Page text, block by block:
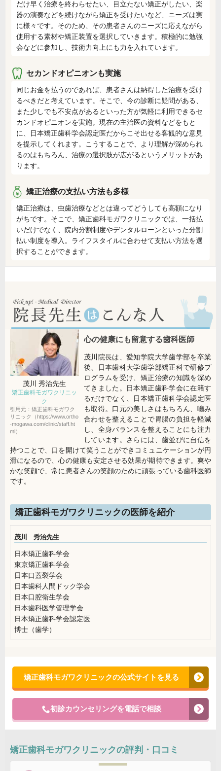
だけ早く治療を終わらせたい、目立たない矯正がしたい、楽
器の演奏などを続けながら矯正を受けたいなど、ニーズは実
に様々です。そのため、その患者さんのニーズに応えながら
使用する素材や矯正装置を選択していきます。積極的に勉強
会などに参加し、技術力向上にも力を入れています。
セカンドオピニオンも実施
同じお金を払うのであれば、患者さんは納得した治療を受け
るべきだと考えています。そこで、今の診断に疑問がある、
また少しでも不安点があるといった方が気軽に利用できるセ
カンドオピニオンを実施。現在の主治医の資料などをもと
に、日本矯正歯科学会認定医だからこそ出せる客観的な意見
を提示してくれます。こうすることで、より理解が深められ
るのはもちろん、治療の選択肢が広がるというメリットがあ
ります。
矯正治療の支払い方法も多様
矯正治療は、虫歯治療などとは違ってどうしても高額になり
がちです。そこで、矯正歯科モガワクリニックでは、一括払
いだけでなく、院内分割制度やデンタルローンといった分割
払い制度を導入。ライフスタイルに合わせて支払い方法を選
択することができます。
茂川 秀治先生
矯正歯科モガワクリニッ
ク
引用元：矯正歯科モガワク
リニック（https://www.ortho
-mogawa.com/clinic/staff.ht
ml）
心の健康にも留意する歯科医師
茂川院長は、愛知学院大学歯学部を卒業
後、日本歯科大学歯学部矯正科で研修プ
ログラムを受け、矯正治療の知識を深め
てきました。日本矯正歯科学会に在籍す
るだけでなく、日本矯正歯科学会認定医
も取得。口元の美しさはもちろん、嚙み
合わせを整えることで胃腸の負担を軽減
し、全身バランスを整えることにも注力
しています。さらには、歯並びに自信を
持つことで、口を開けて笑うことができコミュニケーションが円
滑になるので、心の健康も安定させる効果が期待できます。爽や
かな笑顔で、常に患者さんの笑顔のために頑張っている歯科医師
です。
矯正歯科モガワクリニックの医師を紹介
茂川 秀治先生
日本矯正歯科学会
東京矯正歯科学会
日本口蓋裂学会
日本歯科人間ドック学会
日本口腔衛生学会
日本歯科医学管理学会
日本矯正歯科学会認定医
博士（歯学）
矯正歯科モガワクリニックの公式サイトを見る
初診カウンセリングを電話で相談
矯正歯科モガワクリニックの評判・口コミ